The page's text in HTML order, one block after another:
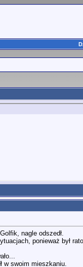
nagle odszedł.
ponieważ był
w swoim mieszkaniu.